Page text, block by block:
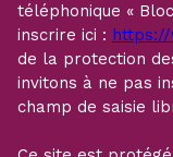
téléphonique «
inscrire ici :
de la protection
invitons à ne pas
champ de saisie